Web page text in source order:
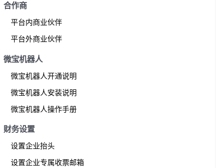
合作商
平台内商业伙伴
平台外商业伙伴
微宝机器人
微宝机器人开通说明
微宝机器人安装说明
微宝机器人操作手册
财务设置
设置企业抬头
设置企业专属收票邮箱